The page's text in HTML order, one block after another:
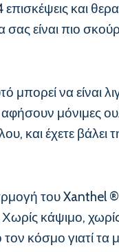
και
είναι πιο
μπορεί να είναι
αφήσουν μόνιμες
και έχετε βάλει
του Xanthel
κάψιμο,
κόσμο γιατί